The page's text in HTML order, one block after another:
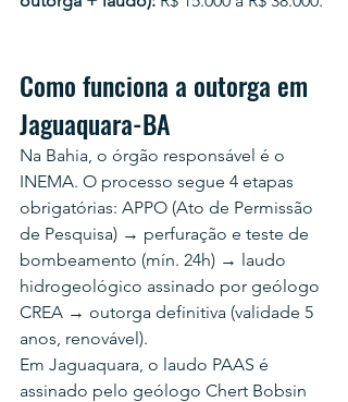
Como funciona a outorga em
Jaguaquara-BA
Na Bahia, o órgão responsável é o
INEMA. O processo segue 4 etapas
obrigatórias: APPO (Ato de Permissão
de Pesquisa) → perfuração e teste de
bombeamento (mín. 24h) → laudo
hidrogeológico assinado por geólogo
CREA → outorga definitiva (validade 5
anos, renovável).
Em Jaguaquara, o laudo PAAS é
assinado pelo geólogo Chert Bobsin